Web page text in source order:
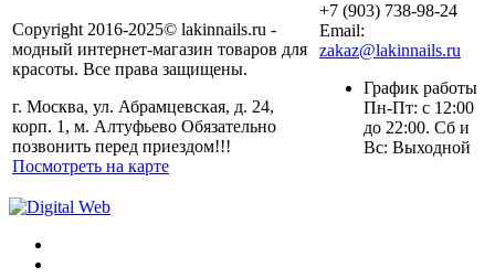
Copyright 2016-2025© lakinnails.ru -
модный интернет-магазин товаров для
красоты. Все права защищены.
г. Москва, ул. Абрамцевская, д. 24,
корп. 1, м. Алтуфьево Обязательно
позвонить перед приездом!!!
Посмотреть на карте
+7 (903) 738-98-24
Email:
zakaz@lakinnails.ru
График работы
Пн-Пт: с 12:00
до 22:00. Сб и
Вс: Выходной